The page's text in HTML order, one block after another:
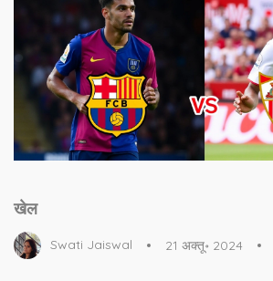
खेल
Swati Jaiswal 21 अक्तू॰ 2024